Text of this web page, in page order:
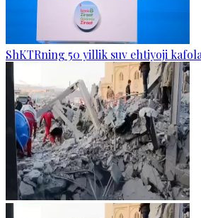
ShKTRning 50 yillik suv ehtiyoji